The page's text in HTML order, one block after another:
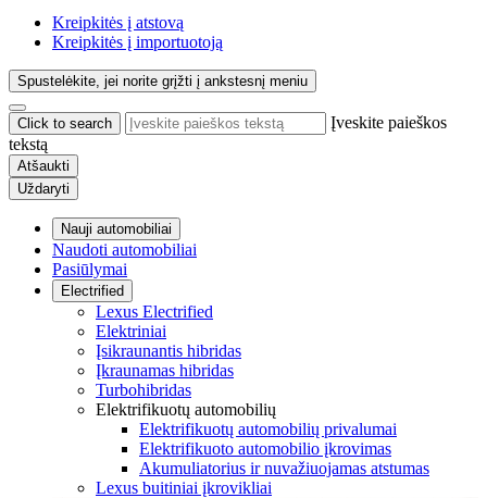
Kreipkitės į atstovą
Kreipkitės į importuotoją
Spustelėkite, jei norite grįžti į ankstesnį meniu
Click to search
Įveskite paieškos
tekstą
Atšaukti
Uždaryti
Nauji automobiliai
Naudoti automobiliai
Pasiūlymai
Electrified
Lexus Electrified
Elektriniai
Įsikraunantis hibridas
Įkraunamas hibridas
Turbohibridas
Elektrifikuotų automobilių
Elektrifikuotų automobilių privalumai
Elektrifikuoto automobilio įkrovimas
Akumuliatorius ir nuvažiuojamas atstumas
Lexus buitiniai įkrovikliai